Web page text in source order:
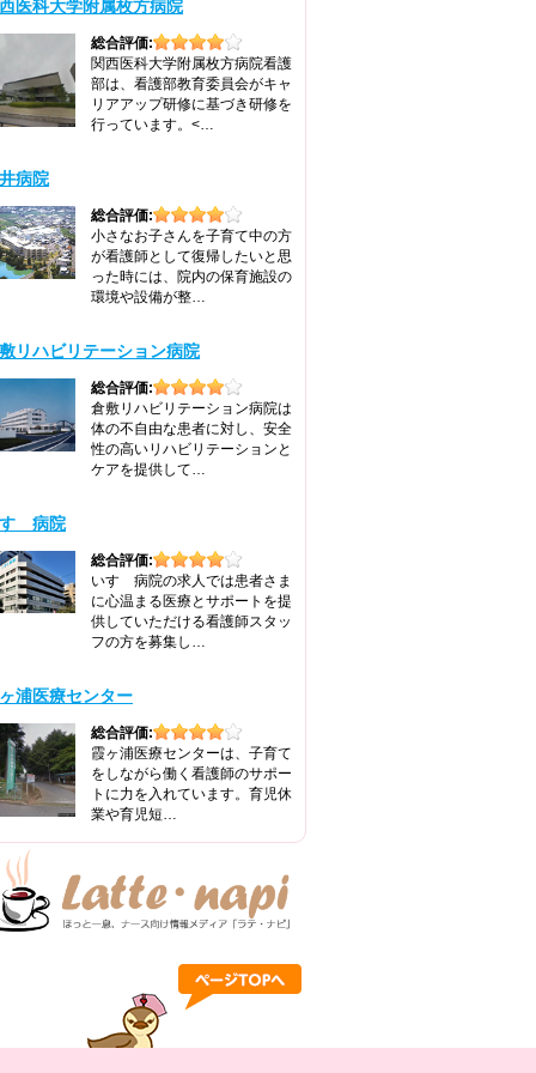
医科大学附属枚方病院
総合評価:
関西医科大学附属枚方病院看護
部は、看護部教育委員会がキャ
リアアップ研修に基づき研修を
行っています。<…
病院
総合評価:
小さなお子さんを子育て中の方
が看護師として復帰したいと思
った時には、院内の保育施設の
環境や設備が整…
リハビリテーション病院
総合評価:
倉敷リハビリテーション病院は
体の不自由な患者に対し、安全
性の高いリハビリテーションと
ケアを提供して…
ゞ病院
総合評価:
いすゞ病院の求人では患者さま
に心温まる医療とサポートを提
供していただける看護師スタッ
フの方を募集し…
浦医療センター
総合評価:
霞ヶ浦医療センターは、子育て
をしながら働く看護師のサポー
トに力を入れています。育児休
業や育児短…